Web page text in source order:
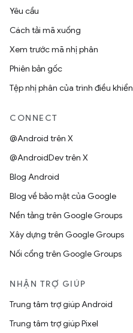
Yêu cầu
Cách tải mã xuống
Xem trước mã nhị phân
Phiên bản gốc
Tệp nhị phân của trình điều khiển
CONNECT
@Android trên X
@AndroidDev trên X
Blog Android
Blog về bảo mật của Google
Nền tảng trên Google Groups
Xây dựng trên Google Groups
Nối cổng trên Google Groups
NHẬN TRỢ GIÚP
Trung tâm trợ giúp Android
Trung tâm trợ giúp Pixel